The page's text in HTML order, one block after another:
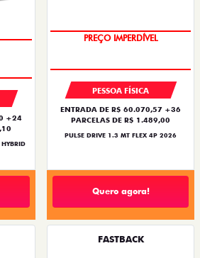
+24
PREÇO IMPERDÍVEL
PESSOA FÍSICA
ENTRADA DE R$ 60.070,57 +36
PARCELAS DE R$ 1.489,00
PULSE DRIVE 1.3 MT FLEX 4P 2026
Quero agora!
FASTBACK